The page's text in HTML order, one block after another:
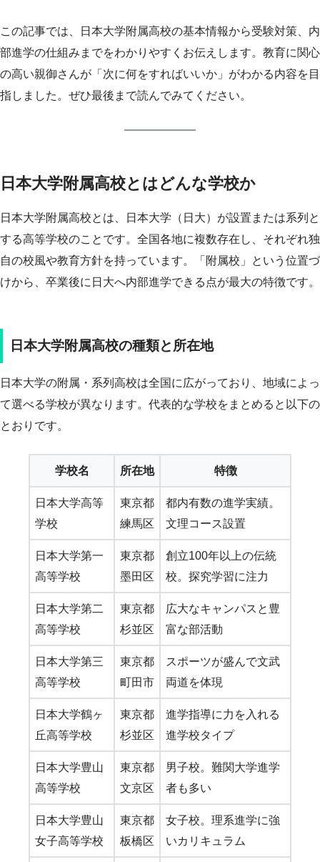
この記事では、日本大学附属高校の基本情報から受験対策、内
部進学の仕組みまでをわかりやすくお伝えします。教育に関心
の高い親御さんが「次に何をすればいいか」がわかる内容を目
指しました。ぜひ最後まで読んでみてください。
日本大学附属高校とはどんな学校か
日本大学附属高校とは、日本大学（日大）が設置または系列と
する高等学校のことです。全国各地に複数存在し、それぞれ独
自の校風や教育方針を持っています。「附属校」という位置づ
けから、卒業後に日大へ内部進学できる点が最大の特徴です。
日本大学附属高校の種類と所在地
日本大学の附属・系列高校は全国に広がっており、地域によっ
て選べる学校が異なります。代表的な学校をまとめると以下の
とおりです。
学校名 所在地 特徴
日本大学高等
学校
東京都
練馬区
都内有数の進学実績。
文理コース設置
日本大学第一
高等学校
東京都
墨田区
創立100年以上の伝統
校。探究学習に注力
日本大学第二
高等学校
東京都
杉並区
広大なキャンパスと豊
富な部活動
日本大学第三
高等学校
東京都
町田市
スポーツが盛んで文武
両道を体現
日本大学鶴ヶ
丘高等学校
東京都
杉並区
進学指導に力を入れる
進学校タイプ
日本大学豊山
高等学校
東京都
文京区
男子校。難関大学進学
者も多い
日本大学豊山
女子高等学校
東京都
板橋区
女子校。理系進学に強
いカリキュラム